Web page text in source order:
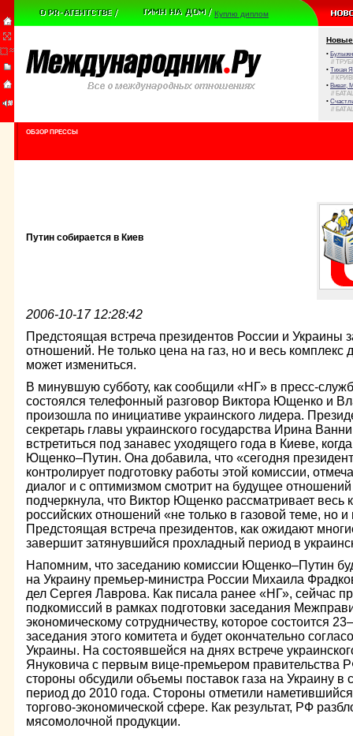
Куплю диплом
Новые
•
//
• Тихая
//
• Виват,
//
•
//
ОБЗОР ПРЕССЫ
Путин собирается в Киев
2006-10-17 12:28:42
Предстоящая встреча президентов России и Украины
отношений. Не только цена на газ, но и весь комплекс
может измениться.
В минувшую субботу, как сообщили «НГ» в пресс-
состоялся телефонный разговор Виктора Ющенко и
произошла по инициативе украинского лидера.
секретарь главы украинского государства Ирина
встретиться под занавес уходящего года в Киеве,
Ющенко–Путин. Она добавила, что «сегодня
контролирует подготовку работы этой комиссии,
диалог и с оптимизмом смотрит на будущее
подчеркнула, что Виктор Ющенко рассматривает весь
российских отношений «не только в газовой теме, но
Предстоящая встреча президентов, как ожидают
завершит затянувшийся прохладный период в
Напомним, что заседанию комиссии Ющенко–Путин
на Украину премьер-министра России Михаила
дел Сергея Лаврова. Как писала ранее «НГ», сейчас
подкомиссий в рамках подготовки заседания
экономическому сотрудничеству, которое состоится
заседания этого комитета и будет окончательно
Украины. На состоявшейся на днях встрече
Януковича с первым вице-премьером
стороны обсудили объемы поставок газа на Украину в
период до 2010 года. Стороны отметили наметившийся
торгово-экономической сфере. Как результат, РФ
мясомолочной продукции.